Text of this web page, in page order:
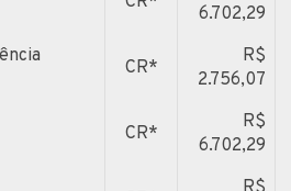
6.702,29
CR*
R$
2.756,07
CR*
R$
6.702,29